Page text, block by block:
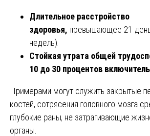
Длительное расстройство
здоровья, превышающее 21
недель).
Стойкая утрата общей
10 до 30 процентов
Примерами могут служить закрытые
костей, сотрясения головного мозга
глубокие раны, не затрагивающие
органы.